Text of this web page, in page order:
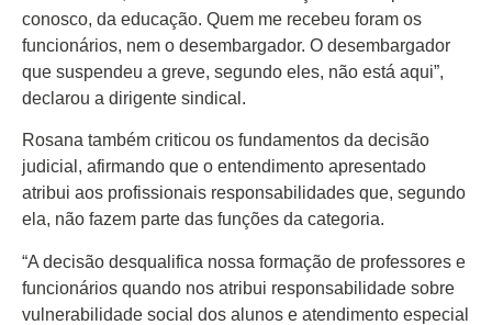
TV Portal
Sobre o
Portal Acre
Expediente
Política de
privacidade
Fale com
Portal Acre
conosco, da educação. Quem me recebeu foram os
funcionários, nem o desembargador. O desembargador
que suspendeu a greve, segundo eles, não está aqui”,
declarou a dirigente sindical.
Rosana também criticou os fundamentos da decisão
judicial, afirmando que o entendimento apresentado
atribui aos profissionais responsabilidades que, segundo
ela, não fazem parte das funções da categoria.
“A decisão desqualifica nossa formação de professores e
funcionários quando nos atribui responsabilidade sobre
vulnerabilidade social dos alunos e atendimento especial